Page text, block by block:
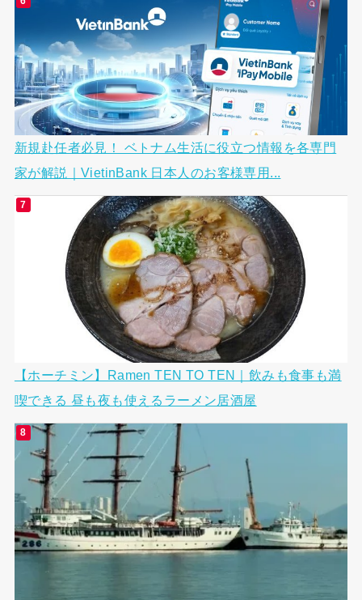
新規赴任者必見！ ベトナム生活に役立つ情報を各専門
家が解説｜VietinBank 日本人のお客様専用...
【ホーチミン】Ramen TEN TO TEN｜飲みも食事も満
喫できる 昼も夜も使えるラーメン居酒屋